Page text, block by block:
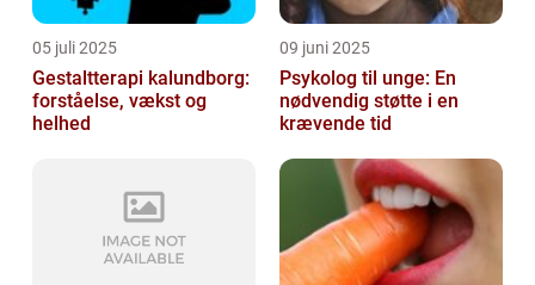
05 juli 2025
Gestaltterapi kalundborg:
forståelse, vækst og
helhed
09 juni 2025
Psykolog til unge: En
nødvendig støtte i en
krævende tid